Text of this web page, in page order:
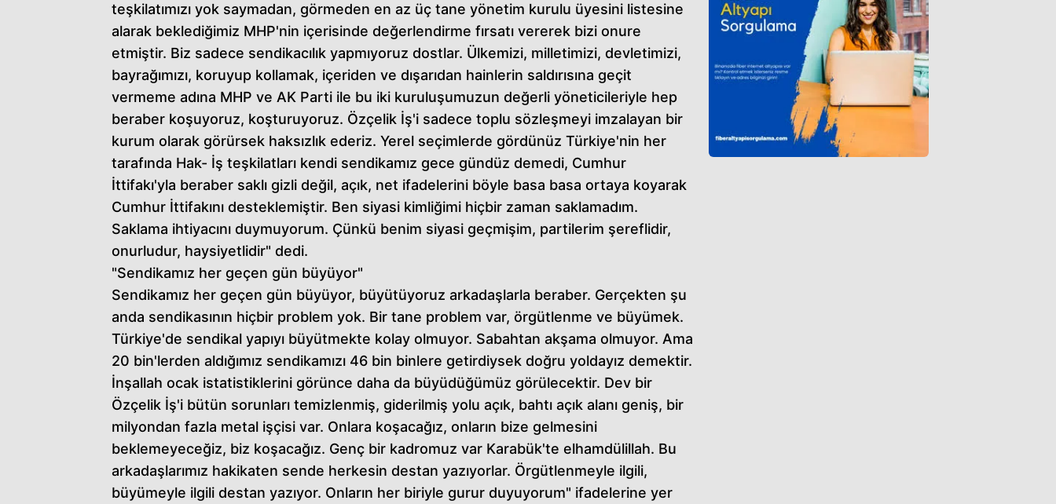
teşkilatımızı yok saymadan, görmeden en az üç tane yönetim kurulu üyesini listesine
alarak beklediğimiz MHP'nin içerisinde değerlendirme fırsatı vererek bizi onure
etmiştir. Biz sadece sendikacılık yapmıyoruz dostlar. Ülkemizi, milletimizi, devletimizi,
bayrağımızı, koruyup kollamak, içeriden ve dışarıdan hainlerin saldırısına geçit
vermeme adına MHP ve AK Parti ile bu iki kuruluşumuzun değerli yöneticileriyle hep
beraber koşuyoruz, koşturuyoruz. Özçelik İş'i sadece toplu sözleşmeyi imzalayan bir
kurum olarak görürsek haksızlık ederiz. Yerel seçimlerde gördünüz Türkiye'nin her
tarafında Hak- İş teşkilatları kendi sendikamız gece gündüz demedi, Cumhur
İttifakı'yla beraber saklı gizli değil, açık, net ifadelerini böyle basa basa ortaya koyarak
Cumhur İttifakını desteklemiştir. Ben siyasi kimliğimi hiçbir zaman saklamadım.
Saklama ihtiyacını duymuyorum. Çünkü benim siyasi geçmişim, partilerim şereflidir,
onurludur, haysiyetlidir" dedi.
"Sendikamız her geçen gün büyüyor"
Sendikamız her geçen gün büyüyor, büyütüyoruz arkadaşlarla beraber. Gerçekten şu
anda sendikasının hiçbir problem yok. Bir tane problem var, örgütlenme ve büyümek.
Türkiye'de sendikal yapıyı büyütmekte kolay olmuyor. Sabahtan akşama olmuyor. Ama
20 bin'lerden aldığımız sendikamızı 46 bin binlere getirdiysek doğru yoldayız demektir.
İnşallah ocak istatistiklerini görünce daha da büyüdüğümüz görülecektir. Dev bir
Özçelik İş'i bütün sorunları temizlenmiş, giderilmiş yolu açık, bahtı açık alanı geniş, bir
milyondan fazla metal işçisi var. Onlara koşacağız, onların bize gelmesini
beklemeyeceğiz, biz koşacağız. Genç bir kadromuz var Karabük'te elhamdülillah. Bu
arkadaşlarımız hakikaten sende herkesin destan yazıyorlar. Örgütlenmeyle ilgili,
büyümeyle ilgili destan yazıyor. Onların her biriyle gurur duyuyorum" ifadelerine yer